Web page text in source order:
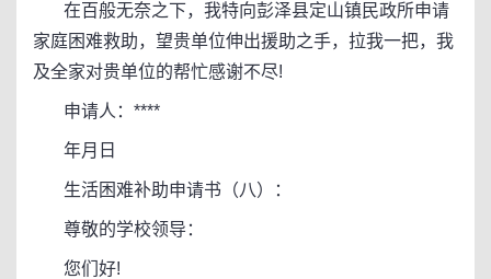
在百般无奈之下，我特向彭泽县定山镇民政所申请
家庭困难救助，望贵单位伸出援助之手，拉我一把，我
及全家对贵单位的帮忙感谢不尽!
申请人：****
年月日
生活困难补助申请书（八）：
尊敬的学校领导：
您们好!